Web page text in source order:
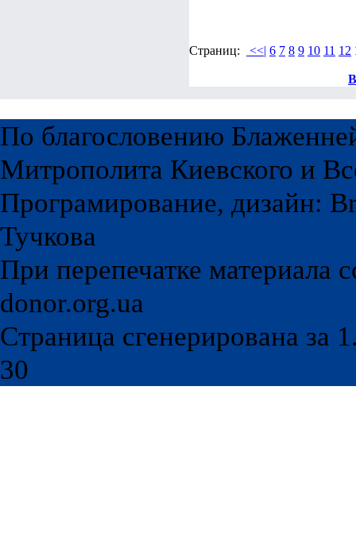
Страниц: <<| 6 7 8 9 10 11 12
По благословению
Митрополита Киевского и
Програмирование, дизайн:
Тучкова
При перепечатке материала
donor.org.ua
Страница сгенерирована за
30